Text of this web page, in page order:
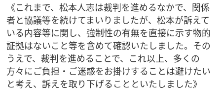
《これまで、松本人志は裁判を進めるなかで、関係
者と協議等を続けてまいりましたが、松本が訴えて
いる内容等に関し、強制性の有無を直接に示す物的
証拠はないこと等を含めて確認いたしました。その
うえで、裁判を進めることで、これ以上、多くの
方々にご負担・ご迷惑をお掛けすることは避けたい
と考え、訴えを取り下げることといたしました》